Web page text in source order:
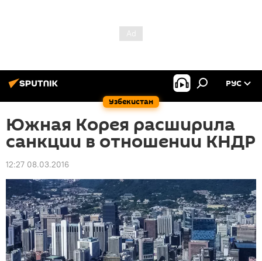
Узбекистан
РУС
Южная Корея расширила
санкции в отношении КНДР
12:27 08.03.2016